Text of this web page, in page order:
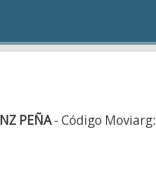
PEÑA- Código Moviarg: